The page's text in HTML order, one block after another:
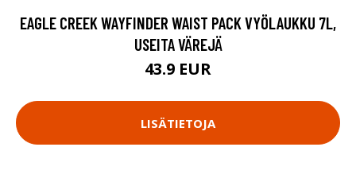
EAGLE CREEK WAYFINDER WAIST PACK VYÖLAUKKU 7L,
USEITA VÄREJÄ
43.9 EUR
LISÄTIETOJA